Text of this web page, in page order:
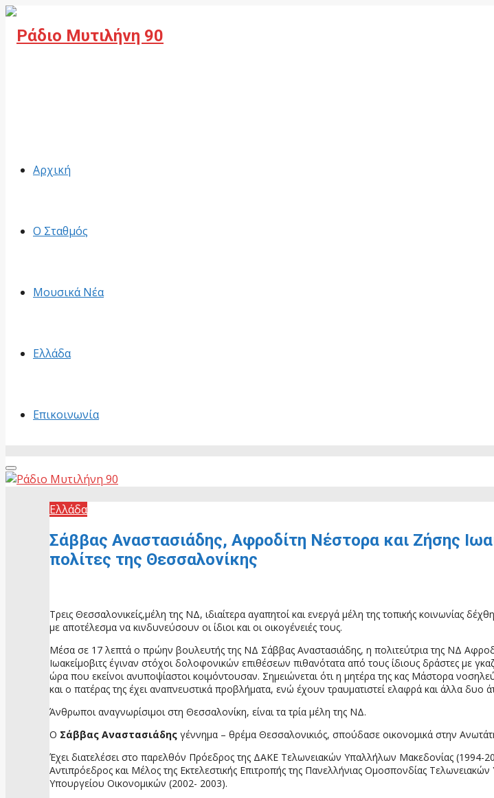
Αρχική
Ο Σταθμός
Μουσικά Νέα
Ελλάδα
Επικοινωνία
Primary
Menu
Ελλάδα
Σάββας Αναστασιάδης, Αφροδίτη Νέστορα και Ζήσης
πολίτες της Θεσσαλονίκης
Τρεις Θεσσαλονικείς,μέλη της ΝΔ, ιδιαίτερα αγαπητοί και ενεργά μέλη της τοπικής κοινωνίας
με αποτέλεσμα να κινδυνεύσουν οι ίδιοι και οι οικογένειές τους.
Μέσα σε 17 λεπτά ο πρώην βουλευτής της ΝΔ Σάββας Αναστασιάδης, η πολιτεύτρια της ΝΔ
Ιωακείμοβιτς έγιναν στόχοι δολοφονικών επιθέσεων πιθανότατα από τους ίδιους δράστες με
ώρα που εκείνοι ανυποψίαστοι κοιμόντουσαν. Σημειώνεται ότι η μητέρα της κας Μάστορα
και ο πατέρας της έχει αναπνευστικά προβλήματα, ενώ έχουν τραυματιστεί ελαφρά και άλλα δυο
Άνθρωποι αναγνωρίσιμοι στη Θεσσαλονίκη, είναι τα τρία μέλη της ΝΔ.
Ο Σάββας Αναστασιάδης γέννημα – θρέμα Θεσσαλονικιός, σπούδασε οικονομικά στην
Έχει διατελέσει στο παρελθόν Πρόεδρος της ΔΑΚΕ Τελωνειακών Υπαλλήλων Μακεδονίας
Αντιπρόεδρος και Μέλος της Εκτελεστικής Επιτροπής της Πανελλήνιας Ομοσπονδίας
Υπουργείου Οικονομικών (2002- 2003).